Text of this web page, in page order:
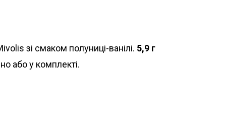
зі смаком полуниці-ванілі. 5,9 г
або у комплекті.